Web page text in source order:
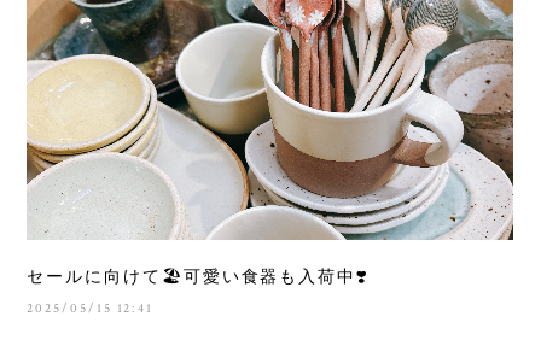
セールに向けて🏖️可愛い食器も入荷中❣️
2025/05/15 12:41